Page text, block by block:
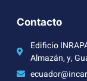
Contacto
Edificio
Almazán, y,